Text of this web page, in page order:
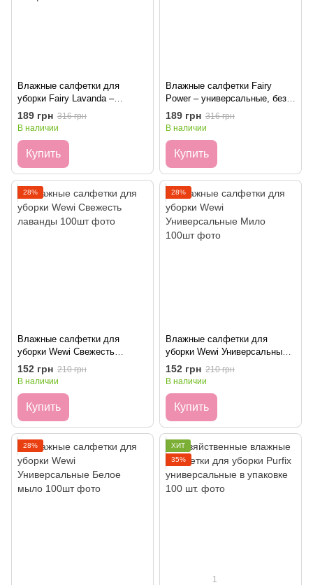
Влажные салфетки для
уборки Fairy Lavanda –
универсальные, без хлора, с
ароматом лаванды 100 шт.
189 грн 316 грн
В наличии
Купить
Влажные салфетки Fairy
Power – универсальные, без
хлора, с ароматом белого
мыла 100 шт
189 грн 316 грн
В наличии
Купить
28%
Влажные салфетки для
уборки Wewi Свежесть
лаванды 100шт
152 грн 210 грн
В наличии
Купить
28%
Влажные салфетки для
уборки Wewi Универсальные
Мило 100шт
152 грн 210 грн
В наличии
Купить
28%
ХИТ
35%
1